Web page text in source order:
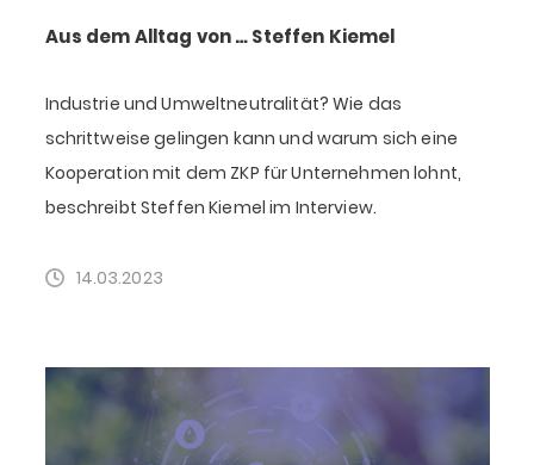
Aus dem Alltag von … Steffen Kiemel
Industrie und Umweltneutralität? Wie das
schrittweise gelingen kann und warum sich eine
Kooperation mit dem ZKP für Unternehmen lohnt,
beschreibt Steffen Kiemel im Interview.
14.03.2023